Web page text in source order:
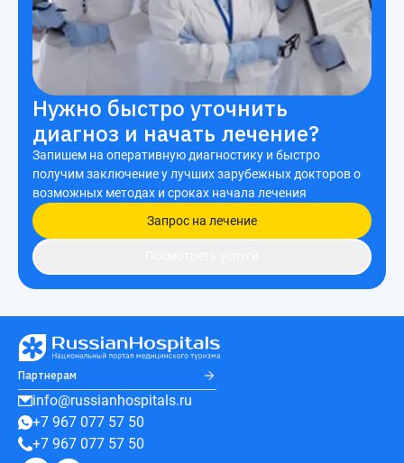
Нужно быстро уточнить
диагноз и начать лечение?
Запишем на оперативную диагностику и быстро
получим заключение у лучших зарубежных докторов о
возможных методах и сроках начала лечения
Запрос на лечение
Партнерам
info@russianhospitals.ru
+7 967 077 57 50
+7 967 077 57 50